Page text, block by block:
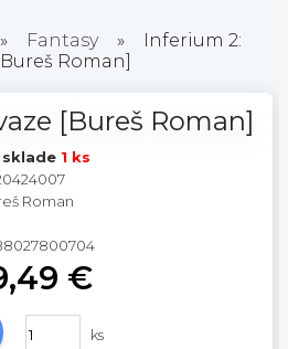
» Fantasy »
Inferium 2:
Roman]
[Bureš Roman]
sklade 1 ks
Roman
€
ks